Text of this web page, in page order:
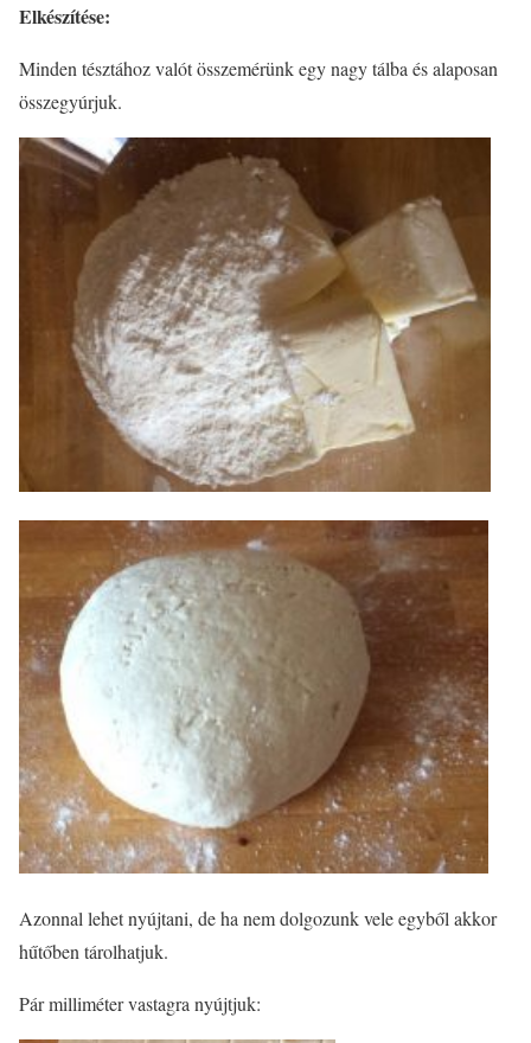
Elkészítése:
Minden tésztához valót összemérünk egy nagy tálba és alaposan
összegyúrjuk.
Azonnal lehet nyújtani, de ha nem dolgozunk vele egyből akkor
hűtőben tárolhatjuk.
Pár milliméter vastagra nyújtjuk: